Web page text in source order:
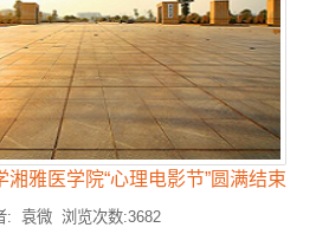
湘雅医学院“心理电影节”圆满结束
: 袁微 浏览次数:3682